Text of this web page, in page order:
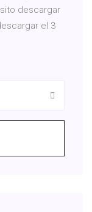
descargar
el 3